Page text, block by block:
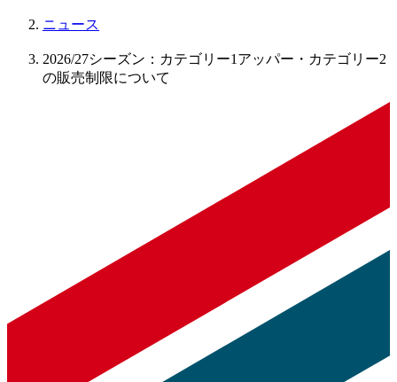
ニュース
2026/27シーズン：カテゴリー1アッパー・カテゴリー2
の販売制限について